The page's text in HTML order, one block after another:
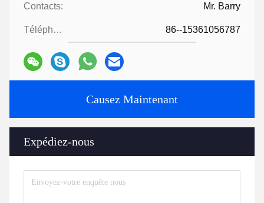
Contacts: Mr. Barry
Téléphone: 86--15361056787
Causez Maintenant
Expédiez-nous